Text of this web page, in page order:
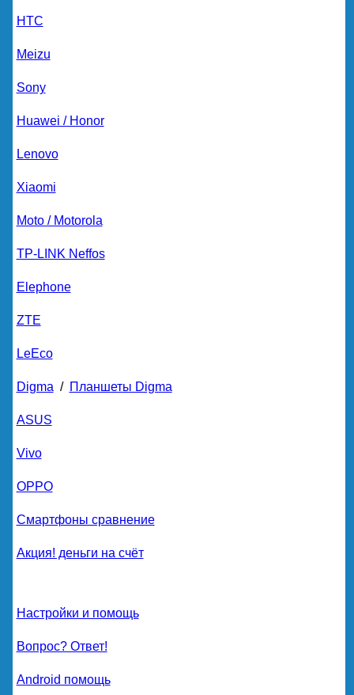
HTC
Meizu
Sony
Huawei / Honor
Lenovo
Xiaomi
Moto / Motorola
TP-LINK Neffos
Elephone
ZTE
LeEco
Digma/ Планшеты Digma
ASUS
Vivo
OPPO
Смартфоны сравнение
Акция! деньги на счёт
Настройки и помощь
Вопрос? Ответ!
Android помощь